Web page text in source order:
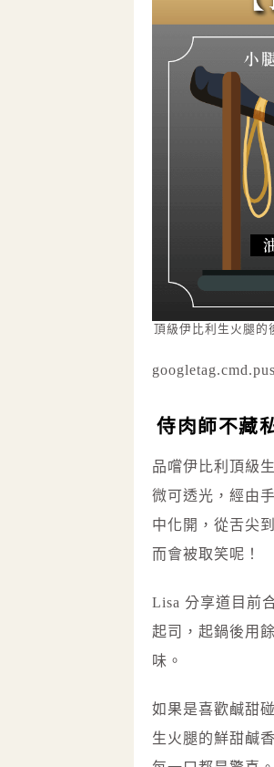
頂級伊比利生火腿
侍肉師不藏
品嚐伊比利頂級
微可透光，經由
中化開，從舌尖
而會被取笑呢！
Lisa 分享道目前
起司，起鍋後用
味。
如果是喜歡鹹甜
生火腿的鮮甜鹹